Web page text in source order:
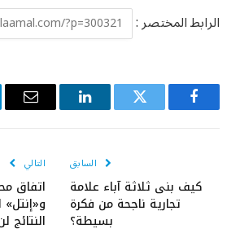
الرابط المختصر :
فيسبوك تويتر لينكدإن
البريد
السابق
كيف بنى ثلاثة آباء علامة
تجارية ناجحة من فكرة
بسيطة؟
التالي
اتفاق
و«إنتل»
النتائج